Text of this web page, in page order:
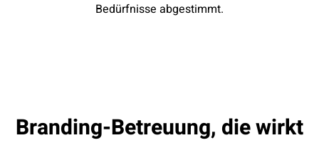
Bedürfnisse abgestimmt.
Branding-Betreuung, die wirkt